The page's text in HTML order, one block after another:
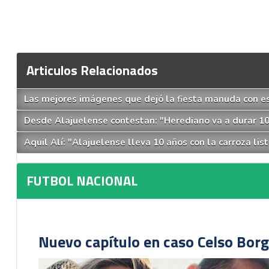
Articulos Relacionados
Las mejores imágenes que dejó la fiesta manuda con
Desde Alajuelense contestan: "Herediano va a durar
Aquil Alí: "Alajuelense lleva 10 años con la carroza
FUTBOL NACIONAL
Nuevo capítulo en caso Celso